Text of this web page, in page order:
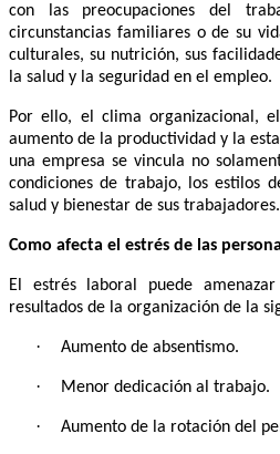
con las preocupaciones del
circunstancias familiares o de su
culturales, su nutrición, sus
la salud y la seguridad en el empleo.
Por ello, el clima organizacional,
aumento de la productividad y la
una empresa se vincula no
condiciones de trabajo, los estilos
salud y bienestar de sus trabajadores.
Como afecta el estrés de las
El estrés laboral puede
resultados de la organización de la
· Aumento de absentismo.
· Menor dedicación al trabajo.
· Aumento de la rotación del